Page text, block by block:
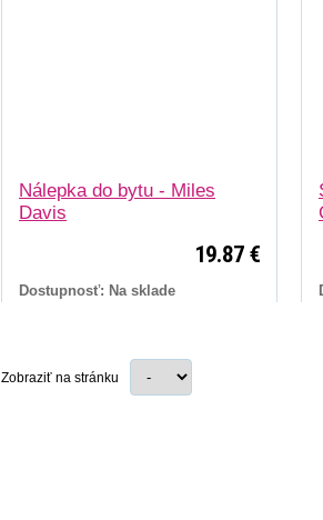
Nálepka do bytu - Miles
Davis
19.87 €
Dostupnosť: Na sklade
Zobraziť na stránku